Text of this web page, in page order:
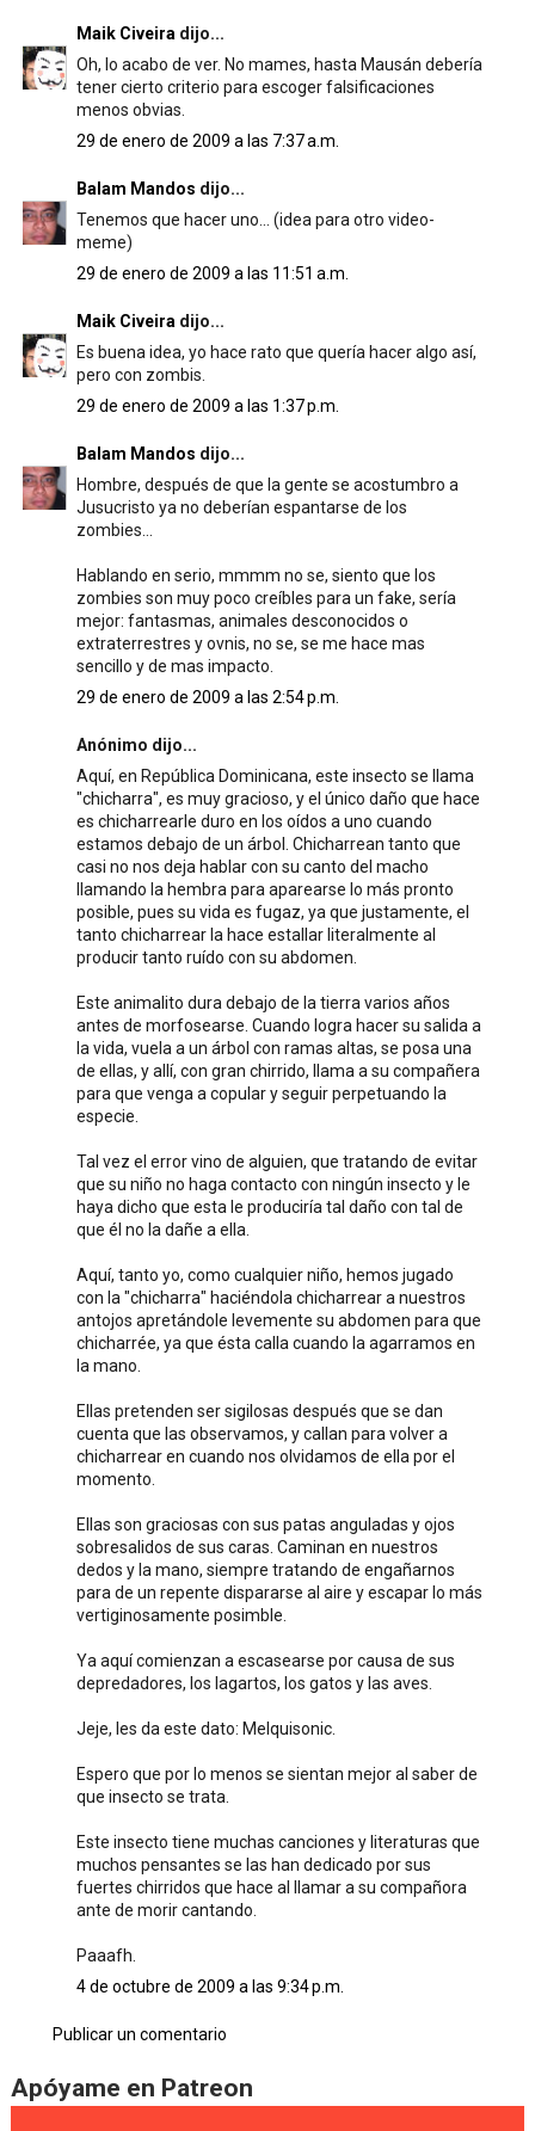
Maik Civeira dijo...
Oh, lo acabo de ver. No mames, hasta Mausán debería
tener cierto criterio para escoger falsificaciones
menos obvias.
29 de enero de 2009 a las 7:37 a.m.
Balam Mandos dijo...
Tenemos que hacer uno... (idea para otro video-
meme)
29 de enero de 2009 a las 11:51 a.m.
Maik Civeira dijo...
Es buena idea, yo hace rato que quería hacer algo así,
pero con zombis.
29 de enero de 2009 a las 1:37 p.m.
Balam Mandos dijo...
Hombre, después de que la gente se acostumbro a
Jusucristo ya no deberían espantarse de los
zombies...
Hablando en serio, mmmm no se, siento que los
zombies son muy poco creíbles para un fake, sería
mejor: fantasmas, animales desconocidos o
extraterrestres y ovnis, no se, se me hace mas
sencillo y de mas impacto.
29 de enero de 2009 a las 2:54 p.m.
Anónimo dijo...
Aquí, en República Dominicana, este insecto se llama
"chicharra", es muy gracioso, y el único daño que hace
es chicharrearle duro en los oídos a uno cuando
estamos debajo de un árbol. Chicharrean tanto que
casi no nos deja hablar con su canto del macho
llamando la hembra para aparearse lo más pronto
posible, pues su vida es fugaz, ya que justamente, el
tanto chicharrear la hace estallar literalmente al
producir tanto ruído con su abdomen.
Este animalito dura debajo de la tierra varios años
antes de morfosearse. Cuando logra hacer su salida a
la vida, vuela a un árbol con ramas altas, se posa una
de ellas, y allí, con gran chirrido, llama a su compañera
para que venga a copular y seguir perpetuando la
especie.
Tal vez el error vino de alguien, que tratando de evitar
que su niño no haga contacto con ningún insecto y le
haya dicho que esta le produciría tal daño con tal de
que él no la dañe a ella.
Aquí, tanto yo, como cualquier niño, hemos jugado
con la "chicharra" haciéndola chicharrear a nuestros
antojos apretándole levemente su abdomen para que
chicharrée, ya que ésta calla cuando la agarramos en
la mano.
Ellas pretenden ser sigilosas después que se dan
cuenta que las observamos, y callan para volver a
chicharrear en cuando nos olvidamos de ella por el
momento.
Ellas son graciosas con sus patas anguladas y ojos
sobresalidos de sus caras. Caminan en nuestros
dedos y la mano, siempre tratando de engañarnos
para de un repente dispararse al aire y escapar lo más
vertiginosamente posimble.
Ya aquí comienzan a escasearse por causa de sus
depredadores, los lagartos, los gatos y las aves.
Jeje, les da este dato: Melquisonic.
Espero que por lo menos se sientan mejor al saber de
que insecto se trata.
Este insecto tiene muchas canciones y literaturas que
muchos pensantes se las han dedicado por sus
fuertes chirridos que hace al llamar a su compañora
ante de morir cantando.
Paaafh.
4 de octubre de 2009 a las 9:34 p.m.
Publicar un comentario
Apóyame en Patreon